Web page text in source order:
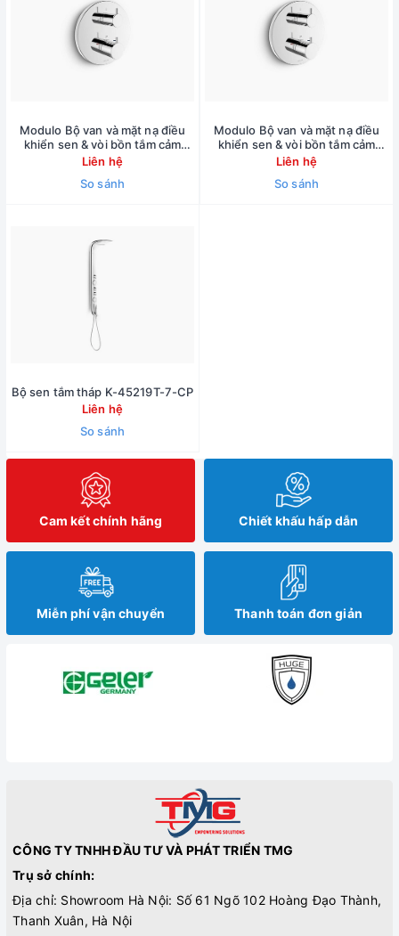
Modulo Bộ van và mặt nạ điều
khiển sen & vòi bồn tắm cảm
biến nhiệt âm tường - Tay chỉnh
dạng đinh ghim
Liên hệ
So sánh
Modulo Bộ van và mặt nạ điều
khiển sen & vòi bồn tắm cảm
biến nhiệt âm tường - Tay chỉnh
dạng đinh ghim
Liên hệ
So sánh
Bộ sen tắm tháp K-45219T-7-CP
Liên hệ
So sánh
Cam kết chính hãng Chiết khấu hấp dẫn
Miễn phí vận chuyển Thanh toán đơn giản
CÔNG TY TNHH ĐẦU TƯ VÀ PHÁT TRIỂN TMG
Trụ sở chính:
Địa chỉ: Showroom Hà Nội: Số 61 Ngõ 102 Hoàng Đạo Thành,
Thanh Xuân, Hà Nội